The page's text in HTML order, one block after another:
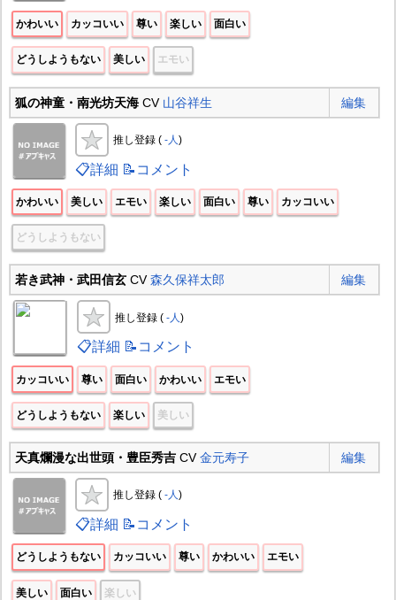
かわいい カッコいい 尊い 楽しい 面白い
どうしようもない 美しい エモい
狐の神童・南光坊天海CV 山谷祥生 編集
推し登録 ( -人)
📋詳細 📝コメント
かわいい 美しい エモい 楽しい 面白い 尊い カッコいい
どうしようもない
若き武神・武田信玄CV森久保祥太郎 編集
推し登録 ( -人 )
📋詳細 📝コメント
カッコいい 尊い 面白い かわいい エモい
どうしようもない 楽しい 美しい
天真爛漫な出世頭・豊臣秀吉CV金元寿子 編集
推し登録 ( -人)
📋詳細 📝コメント
どうしようもない カッコいい 尊い かわいい エモい
美しい 面白い 楽しい